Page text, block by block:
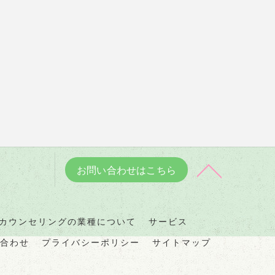
お問い合わせはこちら
ウンセリングの業種について
サービス
わせ
プライバシーポリシー サイトマップ